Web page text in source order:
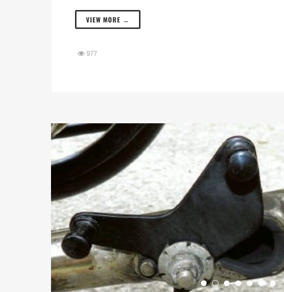
VIEW MORE →
977